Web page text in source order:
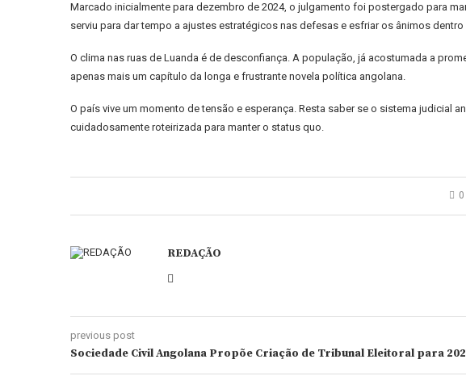
Marcado inicialmente para dezembro de 2024, o julgamento foi postergado para
serviu para dar tempo a ajustes estratégicos nas defesas e esfriar os ânimos
O clima nas ruas de Luanda é de desconfiança. A população, já acostumada a
apenas mais um capítulo da longa e frustrante novela política angolana.
O país vive um momento de tensão e esperança. Resta saber se o sistema judicial
cuidadosamente roteirizada para manter o status quo.
REDAÇÃO
previous post
Sociedade Civil Angolana Propõe Criação de Tribunal Eleitoral para